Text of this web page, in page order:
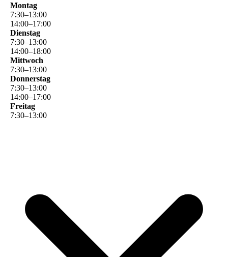
Montag
7:30–13:00
14:00–17:00
Dienstag
7:30–13:00
14:00–18:00
Mittwoch
7:30–13:00
Donnerstag
7:30–13:00
14:00–17:00
Freitag
7:30–13:00